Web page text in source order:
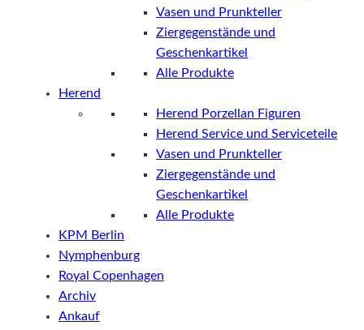
Vasen und Prunkteller
Ziergegenstände und
Geschenkartikel
Alle Produkte
Herend
Herend Porzellan Figuren
Herend Service und Serviceteile
Vasen und Prunkteller
Ziergegenstände und
Geschenkartikel
Alle Produkte
KPM Berlin
Nymphenburg
Royal Copenhagen
Archiv
Ankauf